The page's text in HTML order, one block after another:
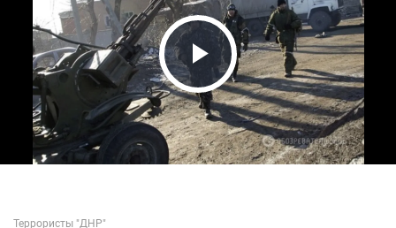
Play Video